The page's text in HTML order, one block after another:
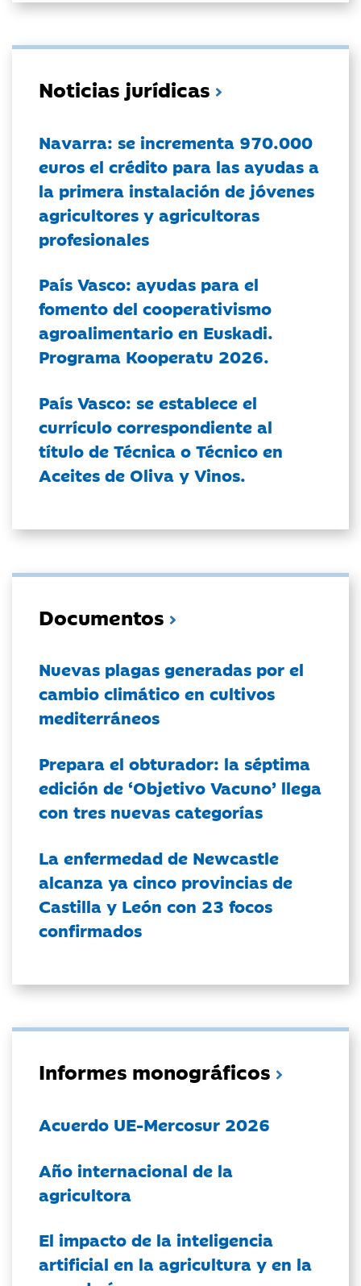
Noticias jurídicas
Navarra: se incrementa 970.000
euros el crédito para las ayudas a
la primera instalación de jóvenes
agricultores y agricultoras
profesionales
País Vasco: ayudas para el
fomento del cooperativismo
agroalimentario en Euskadi.
Programa Kooperatu 2026.
País Vasco: se establece el
currículo correspondiente al
título de Técnica o Técnico en
Aceites de Oliva y Vinos.
Documentos
Nuevas plagas generadas por el
cambio climático en cultivos
mediterráneos
Prepara el obturador: la séptima
edición de ‘Objetivo Vacuno’ llega
con tres nuevas categorías
La enfermedad de Newcastle
alcanza ya cinco provincias de
Castilla y León con 23 focos
confirmados
Informes monográficos
Acuerdo UE-Mercosur 2026
Año internacional de la
agricultora
El impacto de la inteligencia
artificial en la agricultura y en la